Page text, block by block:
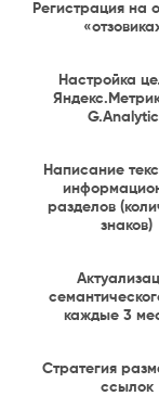
Регистрация на
Настройка
Написание
разделов
знаков)
каждые 3
Стратегия
ссылок